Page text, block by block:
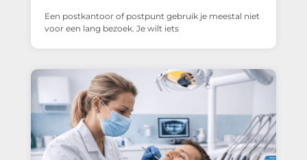
Een postkantoor of postpunt gebruik je meestal niet
voor een lang bezoek. Je wilt iets